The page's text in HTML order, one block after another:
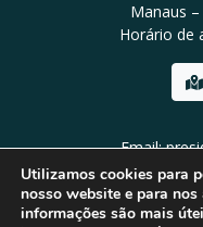
Manaus –
Horário de
Email:
Tel:
Utilizamos cookies para
nosso website e para
informações são mais